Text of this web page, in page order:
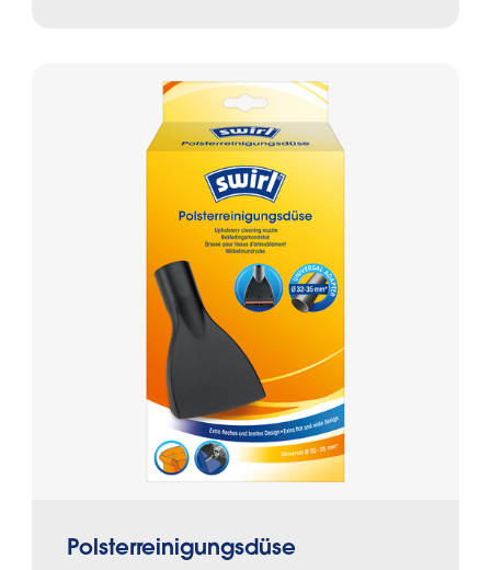
Polsterreinigungsdüse